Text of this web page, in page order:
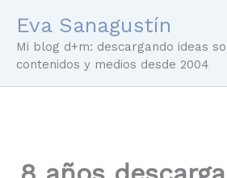
contenido
Eva Sanagustín
Mi blog d+m: descargando ideas
contenidos y medios desde 2004